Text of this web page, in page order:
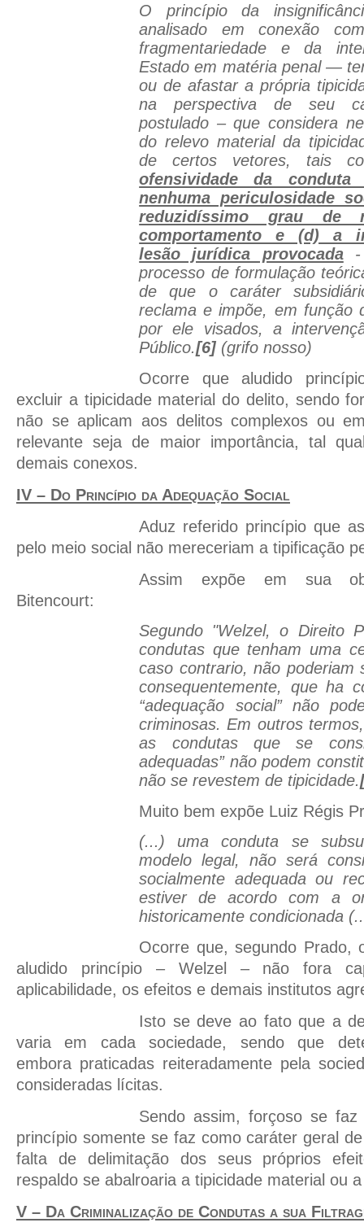
O princípio da
analisado em conexão
fragmentariedade e da
Estado em matéria penal —
ou de afastar a própria
na perspectiva de seu
postulado – que considera
do relevo material da
de certos vetores, tais
ofensividade da
nenhuma periculosidade
reduzidíssimo grau de
comportamento e (d) a
lesão jurídica provocada-
processo de formulação
de que o caráter
reclama e impõe, em função
por ele visados, a
Público.[6] (grifo nosso)
Ocorre que aludido
excluir a tipicidade material do delito, sendo
não se aplicam aos delitos complexos ou
relevante seja de maior importância, tal
demais conexos.
IV – Do Princípio da Adequação Social
Aduz referido princípio que
pelo meio social não mereceriam a tipificação
Assim expõe em sua
Bitencourt:
Segundo "Welzel, o Direito
condutas que tenham uma
caso contrario, não poderiam
consequentemente, que ha
“adequação social” não
criminosas. Em outros
as condutas que se
adequadas” não podem
não se revestem de tipicidade.
Muito bem expõe Luiz Régis
(...) uma conduta se
modelo legal, não será
socialmente adequada ou
estiver de acordo com a
historicamente condicionada
Ocorre que, segundo Prado,
aludido princípio – Welzel – não fora
aplicabilidade, os efeitos e demais institutos
Isto se deve ao fato que a
varia em cada sociedade, sendo que
embora praticadas reiteradamente pela
consideradas lícitas.
Sendo assim, forçoso se
princípio somente se faz como caráter geral
falta de delimitação dos seus próprios
respaldo se abalroaria a tipicidade material ou
V – Da Criminalização de Condutas a sua